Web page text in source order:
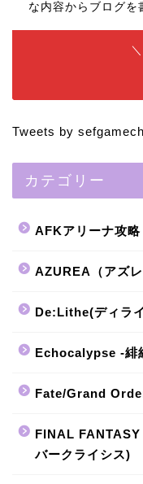
な内容からブログを
Tweets by
カテゴリー
AFKアリーナ攻略
AZUREA（アズ
De:Lithe(ディラ
Echocalypse -緋
Fate/Grand
FINAL
バークライシス)